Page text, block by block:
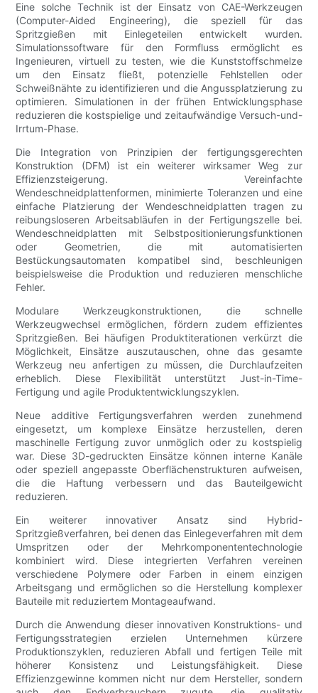
Eine solche Technik ist der Einsatz von CAE-Werkzeugen
(Computer-Aided Engineering), die speziell für das
Spritzgießen mit Einlegeteilen entwickelt wurden.
Simulationssoftware für den Formfluss ermöglicht es
Ingenieuren, virtuell zu testen, wie die Kunststoffschmelze
um den Einsatz fließt, potenzielle Fehlstellen oder
Schweißnähte zu identifizieren und die Angussplatzierung zu
optimieren. Simulationen in der frühen Entwicklungsphase
reduzieren die kostspielige und zeitaufwändige Versuch-und-
Irrtum-Phase.
Die Integration von Prinzipien der fertigungsgerechten
Konstruktion (DFM) ist ein weiterer wirksamer Weg zur
Effizienzsteigerung. Vereinfachte
Wendeschneidplattenformen, minimierte Toleranzen und eine
einfache Platzierung der Wendeschneidplatten tragen zu
reibungsloseren Arbeitsabläufen in der Fertigungszelle bei.
Wendeschneidplatten mit Selbstpositionierungsfunktionen
oder Geometrien, die mit automatisierten
Bestückungsautomaten kompatibel sind, beschleunigen
beispielsweise die Produktion und reduzieren menschliche
Fehler.
Modulare Werkzeugkonstruktionen, die schnelle
Werkzeugwechsel ermöglichen, fördern zudem effizientes
Spritzgießen. Bei häufigen Produktiterationen verkürzt die
Möglichkeit, Einsätze auszutauschen, ohne das gesamte
Werkzeug neu anfertigen zu müssen, die Durchlaufzeiten
erheblich. Diese Flexibilität unterstützt Just-in-Time-
Fertigung und agile Produktentwicklungszyklen.
Neue additive Fertigungsverfahren werden zunehmend
eingesetzt, um komplexe Einsätze herzustellen, deren
maschinelle Fertigung zuvor unmöglich oder zu kostspielig
war. Diese 3D-gedruckten Einsätze können interne Kanäle
oder speziell angepasste Oberflächenstrukturen aufweisen,
die die Haftung verbessern und das Bauteilgewicht
reduzieren.
Ein weiterer innovativer Ansatz sind Hybrid-
Spritzgießverfahren, bei denen das Einlegeverfahren mit dem
Umspritzen oder der Mehrkomponententechnologie
kombiniert wird. Diese integrierten Verfahren vereinen
verschiedene Polymere oder Farben in einem einzigen
Arbeitsgang und ermöglichen so die Herstellung komplexer
Bauteile mit reduziertem Montageaufwand.
Durch die Anwendung dieser innovativen Konstruktions- und
Fertigungsstrategien erzielen Unternehmen kürzere
Produktionszyklen, reduzieren Abfall und fertigen Teile mit
höherer Konsistenz und Leistungsfähigkeit. Diese
Effizienzgewinne kommen nicht nur dem Hersteller, sondern